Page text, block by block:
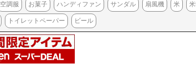
空調服 お菓子 ハンディファン サンダル 扇風機 米
トイレットペーパー ビール